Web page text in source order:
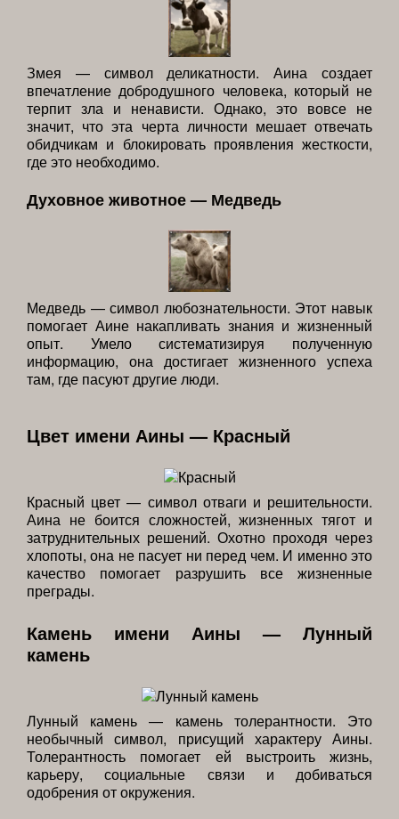
Змея — символ деликатности. Аина создает
впечатление добродушного человека, который не
терпит зла и ненависти. Однако, это вовсе не
значит, что эта черта личности мешает отвечать
обидчикам и блокировать проявления жесткости,
где это необходимо.
Духовное животное — Медведь
Медведь — символ любознательности. Этот навык
помогает Аине накапливать знания и жизненный
опыт. Умело систематизируя полученную
информацию, она достигает жизненного успеха
там, где пасуют другие люди.
Цвет имени Аины — Красный
Красный цвет — символ отваги и решительности.
Аина не боится сложностей, жизненных тягот и
затруднительных решений. Охотно проходя через
хлопоты, она не пасует ни перед чем. И именно это
качество помогает разрушить все жизненные
преграды.
Камень имени Аины — Лунный
камень
Лунный камень — камень толерантности. Это
необычный символ, присущий характеру Аины.
Толерантность помогает ей выстроить жизнь,
карьеру, социальные связи и добиваться
одобрения от окружения.